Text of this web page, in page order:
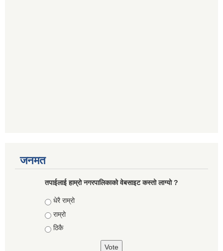
जनमत
तपाईलाई हाम्रो नगरपालिकाको वेबसाइट कस्तो लाग्यो ?
Choices
धेरै राम्रो
राम्रो
ठिकै